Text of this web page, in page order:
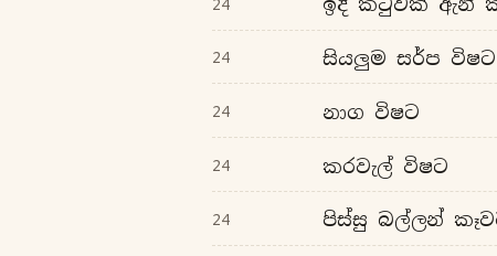
24
24 සියලුම සර්ප විෂට
24 නාග විෂට
24 කරවැල් විෂට
24 පිස්සු බල්ලන්